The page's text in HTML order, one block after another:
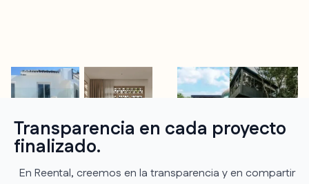
Transparencia en cada proyecto
finalizado.
En Reental, creemos en la transparencia y en compartir